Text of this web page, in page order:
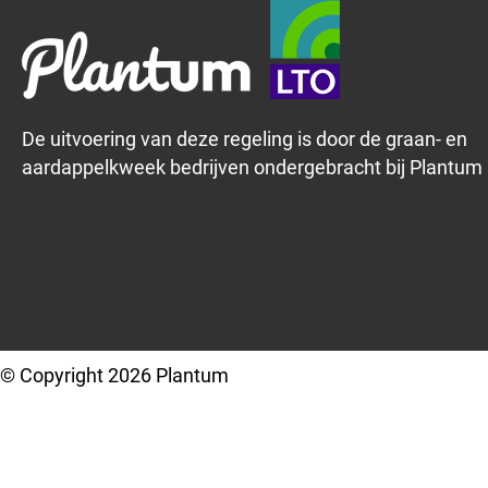
De uitvoering van deze regeling is door de graan- en
aardappelkweek bedrijven ondergebracht bij Plantum
© Copyright 2026 Plantum